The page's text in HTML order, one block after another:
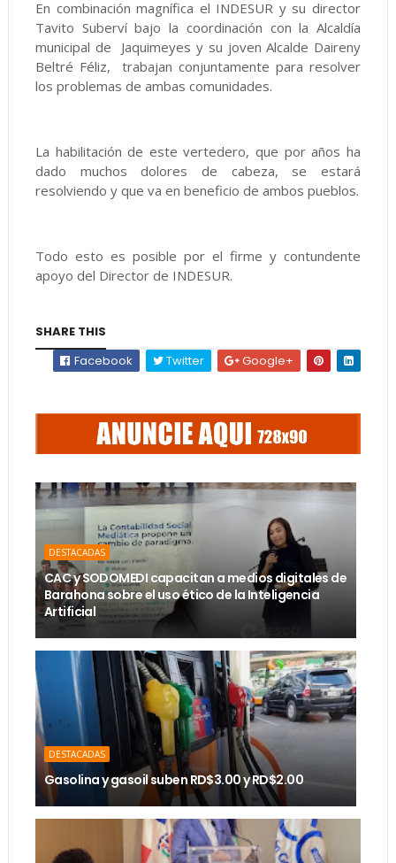
En combinación magnífica el INDESUR y su director
Tavito Suberví bajo la coordinación con la Alcaldía
municipal de Jaquimeyes y su joven Alcalde Daireny
Beltré Féliz, trabajan conjuntamente para resolver
los problemas de ambas comunidades.
La habilitación de este vertedero, que por años ha
dado muchos dolores de cabeza, se estará
resolviendo y que va en beneficio de ambos pueblos.
Todo esto es posible por el firme y contundente
apoyo del Director de INDESUR.
SHARE THIS
Facebook
Twitter Google+
DESTACADAS
CAC y SODOMEDI capacitan a medios digitales de
Barahona sobre el uso ético de la Inteligencia
Artificial
DESTACADAS
Gasolina y gasoil suben RD$3.00 y RD$2.00